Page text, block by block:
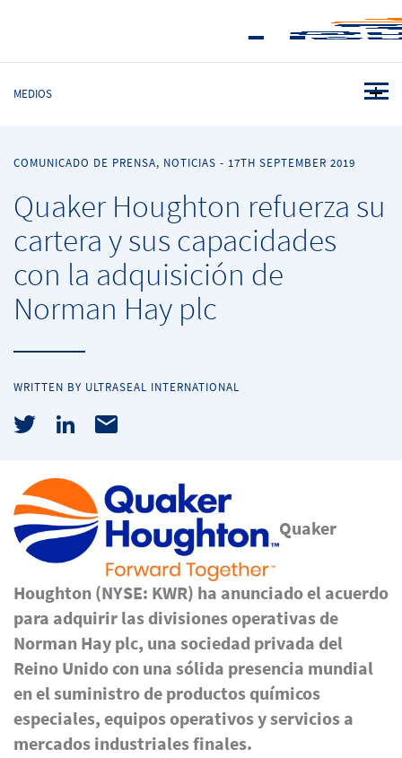
MEDIOS
COMUNICADO DE PRENSA, NOTICIAS - 17TH SEPTEMBER 2019
Quaker Houghton refuerza su
cartera y sus capacidades
con la adquisición de
Norman Hay plc
WRITTEN BY ULTRASEAL INTERNATIONAL
Quaker
Houghton (NYSE: KWR) ha anunciado el acuerdo
para adquirir las divisiones operativas de
Norman Hay plc, una sociedad privada del
Reino Unido con una sólida presencia mundial
en el suministro de productos químicos
especiales, equipos operativos y servicios a
mercados industriales finales.